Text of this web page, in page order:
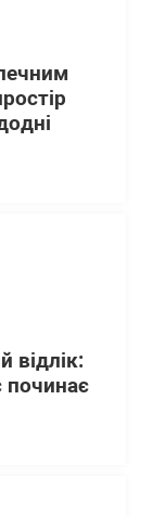
відлік:
починає